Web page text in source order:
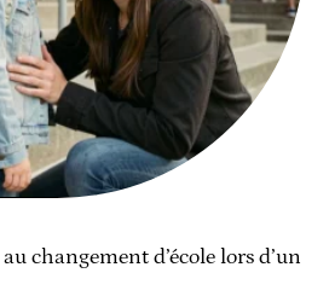
changement d’école lors d’un